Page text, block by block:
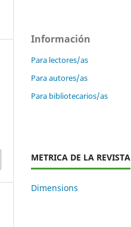
Información
Para lectores/as
Para autores/as
Para bibliotecarios/as
METRICA DE LA REVISTA
Dimensions